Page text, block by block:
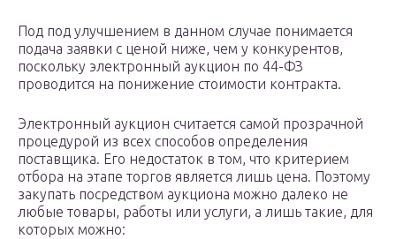
Под под улучшением в данном случае понимается
подача заявки с ценой ниже, чем у конкурентов,
поскольку электронный аукцион по 44-ФЗ
проводится на понижение стоимости контракта.
Электронный аукцион считается самой прозрачной
процедурой из всех способов определения
поставщика. Его недостаток в том, что критерием
отбора на этапе торгов является лишь цена. Поэтому
закупать посредством аукциона можно далеко не
любые товары, работы или услуги, а лишь такие, для
которых можно: